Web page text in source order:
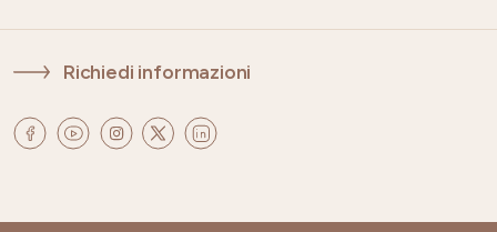
Richiedi informazioni